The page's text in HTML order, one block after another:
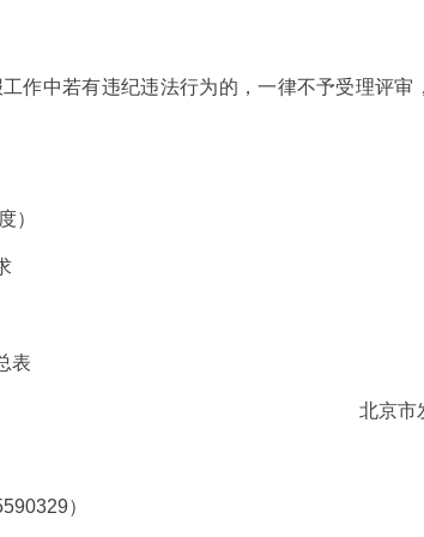
作中若有违纪违法行为的，一律不予受理评审
）
表
北京市
）